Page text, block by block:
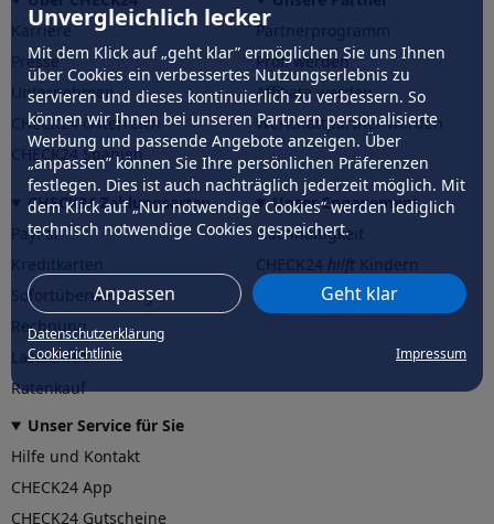
Unvergleichlich lecker
Mit dem Klick auf „geht klar” ermöglichen Sie uns Ihnen
über Cookies ein verbessertes Nutzungserlebnis zu
servieren und dieses kontinuierlich zu verbessern. So
können wir Ihnen bei unseren Partnern personalisierte
Werbung und passende Angebote anzeigen. Über
„anpassen” können Sie Ihre persönlichen Präferenzen
festlegen. Dies ist auch nachträglich jederzeit möglich. Mit
dem Klick auf „Nur notwendige Cookies” werden lediglich
technisch notwendige Cookies gespeichert.
Anpassen Geht klar
Datenschutzerklärung
Cookierichtlinie
Impressum
Karriere
Presse
Unternehmen
CHECK24 Österreich
CHECK24 Spanien
Partnerprogramm
Profi werden
Affiliate werden
Werkstattpartner werden
CHECK24 Zahlungsarten
PayPal
Sofortüberweisung
Rechnung
Lastschrift
Ratenkauf
Unser Engagement
Nachhaltigkeit
CHECK24hilftder Natur
Unser Service für Sie
Hilfe und Kontakt
CHECK24 App
CHECK24 Gutscheine